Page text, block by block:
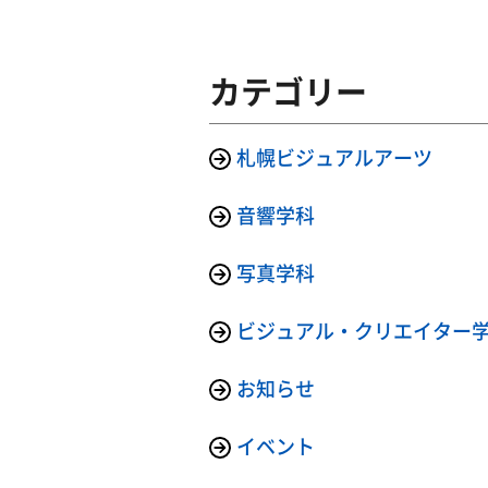
カテゴリー
札幌ビジュアルアーツ
音響学科
写真学科
ビジュアル・クリエイター
お知らせ
イベント